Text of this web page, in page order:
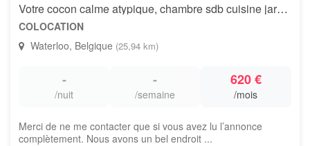
Votre cocon calme atypique, chambre sdb cuisine jardin
COLOCATION
Waterloo, Belgique (25,94 km)
-
/nuit
-
/semaine
620 €
/mois
Merci de ne me contacter que si vous avez lu l’annonce
complètement. Nous avons un bel endroit ...